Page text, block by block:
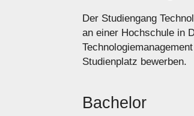
Der Studiengang
an einer Hochschule in
Studienplatz bewerben.
Bachelor